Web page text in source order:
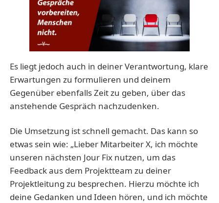
Es liegt jedoch auch in deiner Verantwortung, klare
Erwartungen zu formulieren und deinem
Gegenüber ebenfalls Zeit zu geben, über das
anstehende Gespräch nachzudenken.
Die Umsetzung ist schnell gemacht. Das kann so
etwas sein wie: „Lieber Mitarbeiter X, ich möchte
unseren nächsten Jour Fix nutzen, um das
Feedback aus dem Projektteam zu deiner
Projektleitung zu besprechen. Hierzu möchte ich
deine Gedanken und Ideen hören, und ich möchte